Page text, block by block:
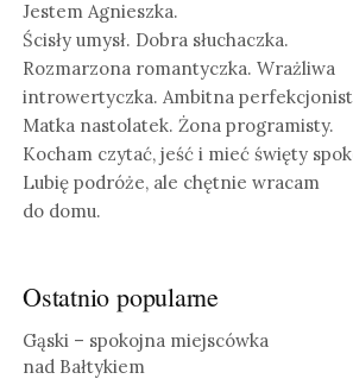
Jestem Agnieszka.
Ścisły umysł. Dobra słuchaczka.
Rozmarzona romantyczka. Wrażliwa
introwertyczka. Ambitna
Matka nastolatek. Żona programisty.
Kocham czytać, jeść i mieć święty
Lubię podróże, ale chętnie wracam
do domu.
Ostatnio popularne
Gąski – spokojna miejscówka
nad Bałtykiem